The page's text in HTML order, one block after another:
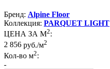
Бренд: Alpine Floor
Коллекция: PARQUET LIGHT
ЦЕНА ЗА М2:
2 856 руб./м2
Кол-во м2:
-